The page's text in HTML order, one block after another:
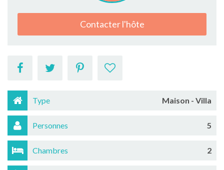
Contacter l'hôte
Type Maison - Villa
Personnes 5
Chambres 2